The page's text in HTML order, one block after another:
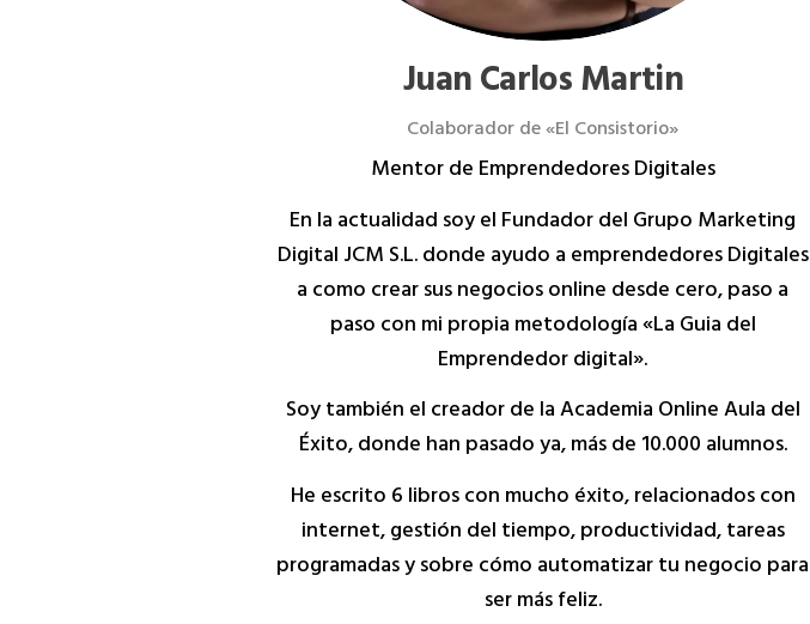
Juan Carlos Martin
Colaborador de «El Consistorio»
Mentor de Emprendedores Digitales
En la actualidad soy el Fundador del Grupo Marketing
Digital JCM S.L. donde ayudo a emprendedores Digitales
a como crear sus negocios online desde cero, paso a
paso con mi propia metodología «La Guia del
Emprendedor digital».
Soy también el creador de la Academia Online Aula del
Éxito, donde han pasado ya, más de 10.000 alumnos.
He escrito 6 libros con mucho éxito, relacionados con
internet, gestión del tiempo, productividad, tareas
programadas y sobre cómo automatizar tu negocio para
ser más feliz.